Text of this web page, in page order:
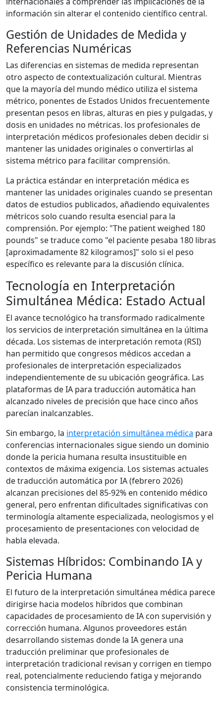
información sin alterar el contenido científico central.
Gestión de Unidades de Medida y
Referencias Numéricas
Las diferencias en sistemas de medida representan
otro aspecto de contextualización cultural. Mientras
que la mayoría del mundo médico utiliza el sistema
métrico, ponentes de Estados Unidos frecuentemente
presentan pesos en libras, alturas en pies y pulgadas, y
dosis en unidades no métricas. los profesionales de
interpretación médicos profesionales deben decidir si
mantener las unidades originales o convertirlas al
sistema métrico para facilitar comprensión.
La práctica estándar en interpretación médica es
mantener las unidades originales cuando se presentan
datos de estudios publicados, añadiendo equivalentes
métricos solo cuando resulta esencial para la
comprensión. Por ejemplo: "The patient weighed 180
pounds" se traduce como "el paciente pesaba 180 libras
[aproximadamente 82 kilogramos]" solo si el peso
específico es relevante para la discusión clínica.
Tecnología en Interpretación
Simultánea Médica: Estado Actual
El avance tecnológico ha transformado radicalmente
los servicios de interpretación simultánea en la última
década. Los sistemas de interpretación remota (RSI)
han permitido que congresos médicos accedan a
profesionales de interpretación especializados
independientemente de su ubicación geográfica. Las
plataformas de IA para traducción automática han
alcanzado niveles de precisión que hace cinco años
parecían inalcanzables.
Sin embargo, la interpretación simultánea médica para
conferencias internacionales sigue siendo un dominio
donde la pericia humana resulta insustituible en
contextos de máxima exigencia. Los sistemas actuales
de traducción automática por IA (febrero 2026)
alcanzan precisiones del 85-92% en contenido médico
general, pero enfrentan dificultades significativas con
terminología altamente especializada, neologismos y el
procesamiento de presentaciones con velocidad de
habla elevada.
Sistemas Híbridos: Combinando IA y
Pericia Humana
El futuro de la interpretación simultánea médica parece
dirigirse hacia modelos híbridos que combinan
capacidades de procesamiento de IA con supervisión y
corrección humana. Algunos proveedores están
desarrollando sistemas donde la IA genera una
traducción preliminar que profesionales de
interpretación tradicional revisan y corrigen en tiempo
real, potencialmente reduciendo fatiga y mejorando
consistencia terminológica.